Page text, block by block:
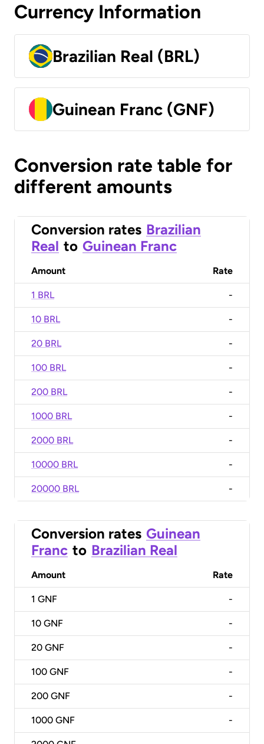
Currency Information
Brazilian Real (BRL)
Guinean Franc (GNF)
Conversion rate table for
different amounts
Conversion rates Brazilian
Real to Guinean Franc
Amount Rate
1 BRL -
10 BRL -
20 BRL -
100 BRL -
200 BRL -
1000 BRL -
2000 BRL -
10000 BRL -
20000 BRL -
Conversion rates Guinean
Franc to Brazilian Real
Amount Rate
1 GNF -
10 GNF -
20 GNF -
100 GNF -
200 GNF -
1000 GNF -